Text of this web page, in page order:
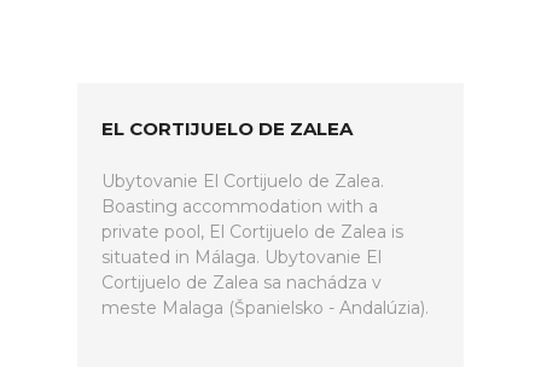
EL CORTIJUELO DE ZALEA
Ubytovanie El Cortijuelo de Zalea.
Boasting accommodation with a
private pool, El Cortijuelo de Zalea is
situated in Málaga. Ubytovanie El
Cortijuelo de Zalea sa nachádza v
meste Malaga (Španielsko - Andalúzia).